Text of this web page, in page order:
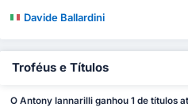
Davide Ballardini
Troféus e Títulos
O Antony Iannarilli ganhou 1 de títulos